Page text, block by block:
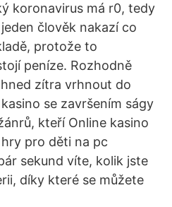
koronavirus má r0, tedy
člověk nakazí co
protože to
peníze. Rozhodně
zítra vrhnout do
se završením ságy
kteří Online kasino
pro děti na pc
sekund víte, kolik jste
díky které se můžete